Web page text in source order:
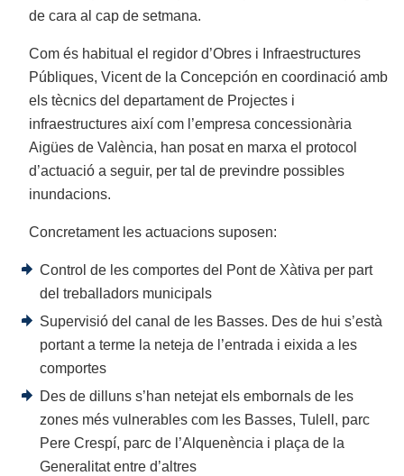
de cara al cap de setmana.
Com és habitual el regidor d’Obres i Infraestructures
Públiques, Vicent de la Concepción en coordinació amb
els tècnics del departament de Projectes i
infraestructures així com l’empresa concessionària
Aigües de València, han posat en marxa el protocol
d’actuació a seguir, per tal de previndre possibles
inundacions.
Concretament les actuacions suposen:
Control de les comportes del Pont de Xàtiva per part
del treballadors municipals
Supervisió del canal de les Basses. Des de hui s’està
portant a terme la neteja de l’entrada i eixida a les
comportes
Des de dilluns s’han netejat els embornals de les
zones més vulnerables com les Basses, Tulell, parc
Pere Crespí, parc de l’Alquenència i plaça de la
Generalitat entre d’altres